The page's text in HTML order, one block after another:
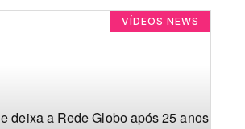
VÍDEOS NEWS